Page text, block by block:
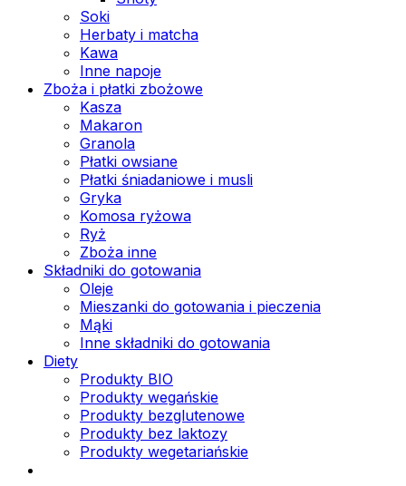
Soki
Herbaty i matcha
Kawa
Inne napoje
Zboża i płatki zbożowe
Kasza
Makaron
Granola
Płatki owsiane
Płatki śniadaniowe i musli
Gryka
Komosa ryżowa
Ryż
Zboża inne
Składniki do gotowania
Oleje
Mieszanki do gotowania i pieczenia
Mąki
Inne składniki do gotowania
Diety
Produkty BIO
Produkty wegańskie
Produkty bezglutenowe
Produkty bez laktozy
Produkty wegetariańskie